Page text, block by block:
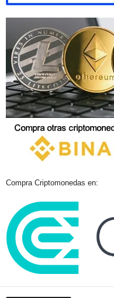
Compra Criptomonedas en: